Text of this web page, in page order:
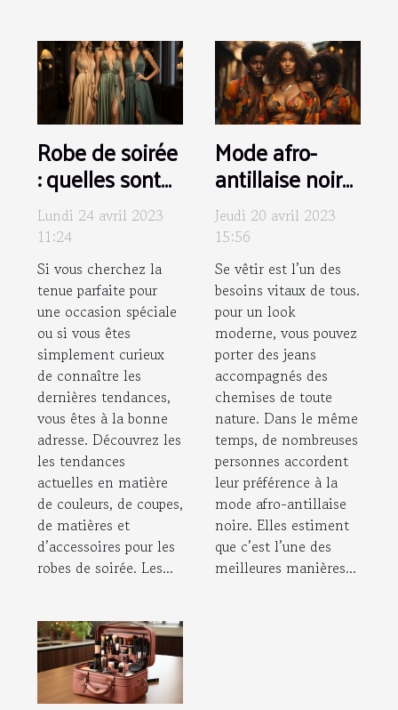
Robe de soirée
: quelles sont
les nouvelles
tendances ?
Lundi 24 avril 2023
11:24
Si vous cherchez la
tenue parfaite pour
une occasion spéciale
ou si vous êtes
simplement curieux
de connaître les
dernières tendances,
vous êtes à la bonne
adresse. Découvrez les
les tendances
actuelles en matière
de couleurs, de coupes,
de matières et
d’accessoires pour les
robes de soirée. Les...
Mode afro-
antillaise noire
: Pourquoi
choisir les
vêtements
Black Lives ?
Jeudi 20 avril 2023
15:56
Se vêtir est l’un des
besoins vitaux de tous.
pour un look
moderne, vous pouvez
porter des jeans
accompagnés des
chemises de toute
nature. Dans le même
temps, de nombreuses
personnes accordent
leur préférence à la
mode afro-antillaise
noire. Elles estiment
que c’est l’une des
meilleures manières...